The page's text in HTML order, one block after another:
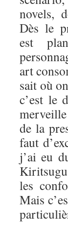
novels,
Dès le
est
art
sait où
c’est le
de la
faut
j’ai eu
les
Mais